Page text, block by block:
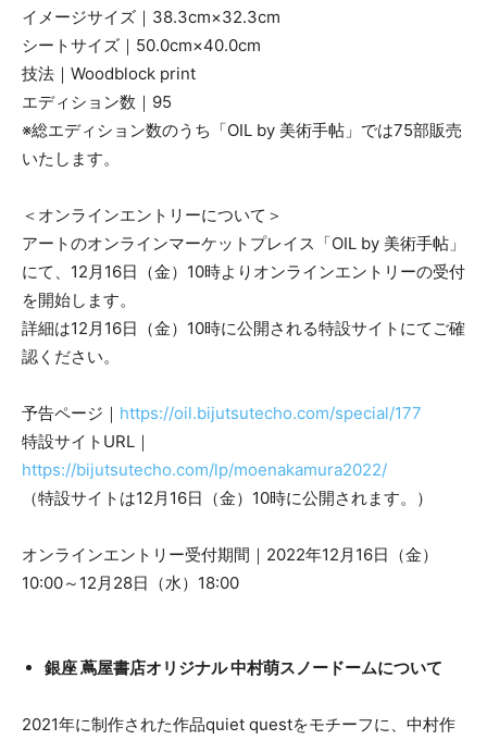
イメージサイズ｜38.3cm×32.3cm
シートサイズ｜50.0cm×40.0cm
技法｜Woodblock print
エディション数｜95
※総エディション数のうち「OIL by 美術手帖」では75部販売
いたします。
＜オンラインエントリーについて＞
アートのオンラインマーケットプレイス「OIL by 美術手帖」
にて、12月16日（金）10時よりオンラインエントリーの受付
を開始します。
詳細は12月16日（金）10時に公開される特設サイトにてご確
認ください。
予告ページ｜ https://oil.bijutsutecho.com/special/177
特設サイトURL｜
https://bijutsutecho.com/lp/moenakamura2022/
（特設サイトは12月16日（金）10時に公開されます。）
オンラインエントリー受付期間｜2022年12月16日（金）
10:00～12月28日（水）18:00
銀座 蔦屋書店オリジナル 中村萌スノードームについて
2021年に制作された作品quiet questをモチーフに、中村作